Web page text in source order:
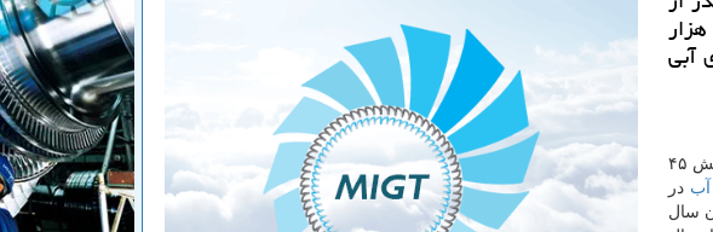
دو هزار
آبی
به گزارش ام آی جی تی به نقل از ایسنا، زمستان سال قبل كاهش ۴۵
آب در
سال